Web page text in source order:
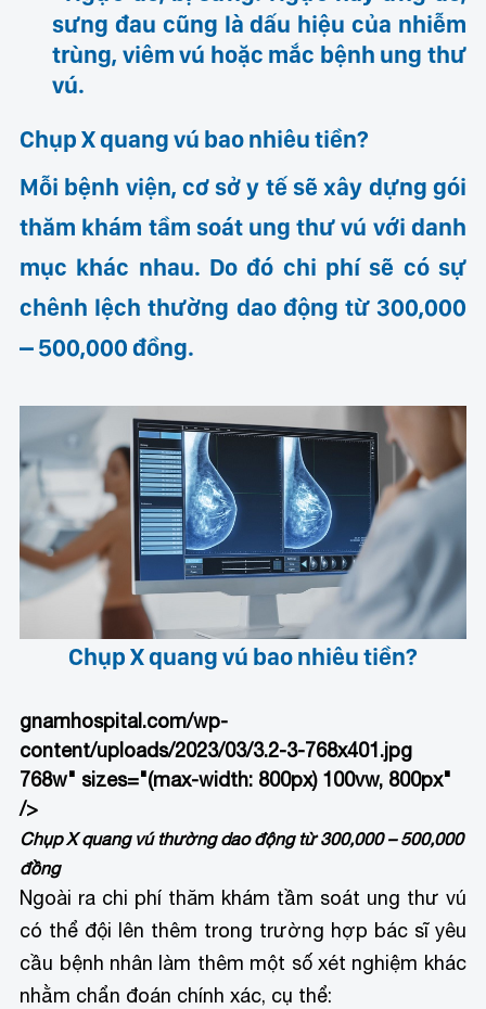
sưng đau cũng là dấu hiệu của nhiễm
trùng, viêm vú hoặc mắc bệnh ung thư
vú.
Chụp X quang vú bao nhiêu tiền?
Mỗi bệnh viện, cơ sở y tế sẽ xây dựng gói
thăm khám tầm soát ung thư vú với danh
mục khác nhau. Do đó chi phí sẽ có sự
chênh lệch thường dao động từ 300,000
– 500,000 đồng.
Chụp X quang vú bao nhiêu tiền?
gnamhospital.com/wp-
content/uploads/2023/03/3.2-3-768x401.jpg
768w" sizes="(max-width: 800px) 100vw, 800px"
/>
Chụp X quang vú thường dao động từ 300,000 – 500,000
đồng
Ngoài ra chi phí thăm khám tầm soát ung thư vú
có thể đội lên thêm trong trường hợp bác sĩ yêu
cầu bệnh nhân làm thêm một số xét nghiệm khác
nhằm chẩn đoán chính xác, cụ thể: